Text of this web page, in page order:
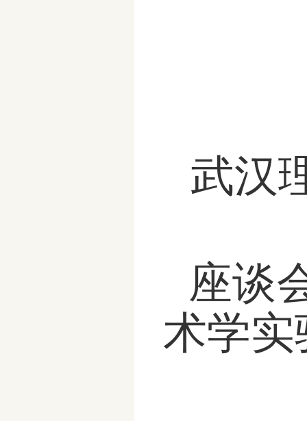
武汉
座谈
术学